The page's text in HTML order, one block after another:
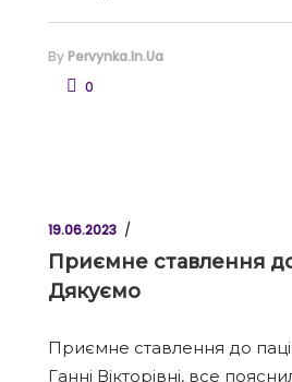
By Pervynka.in.ua
0
19.06.2023
Приємне ставлення до
Дякуємо
Приємне ставлення до
Ганні Вікторівні, все